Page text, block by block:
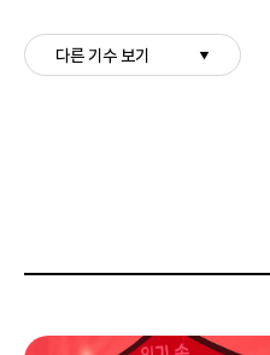
다른 기수 보기